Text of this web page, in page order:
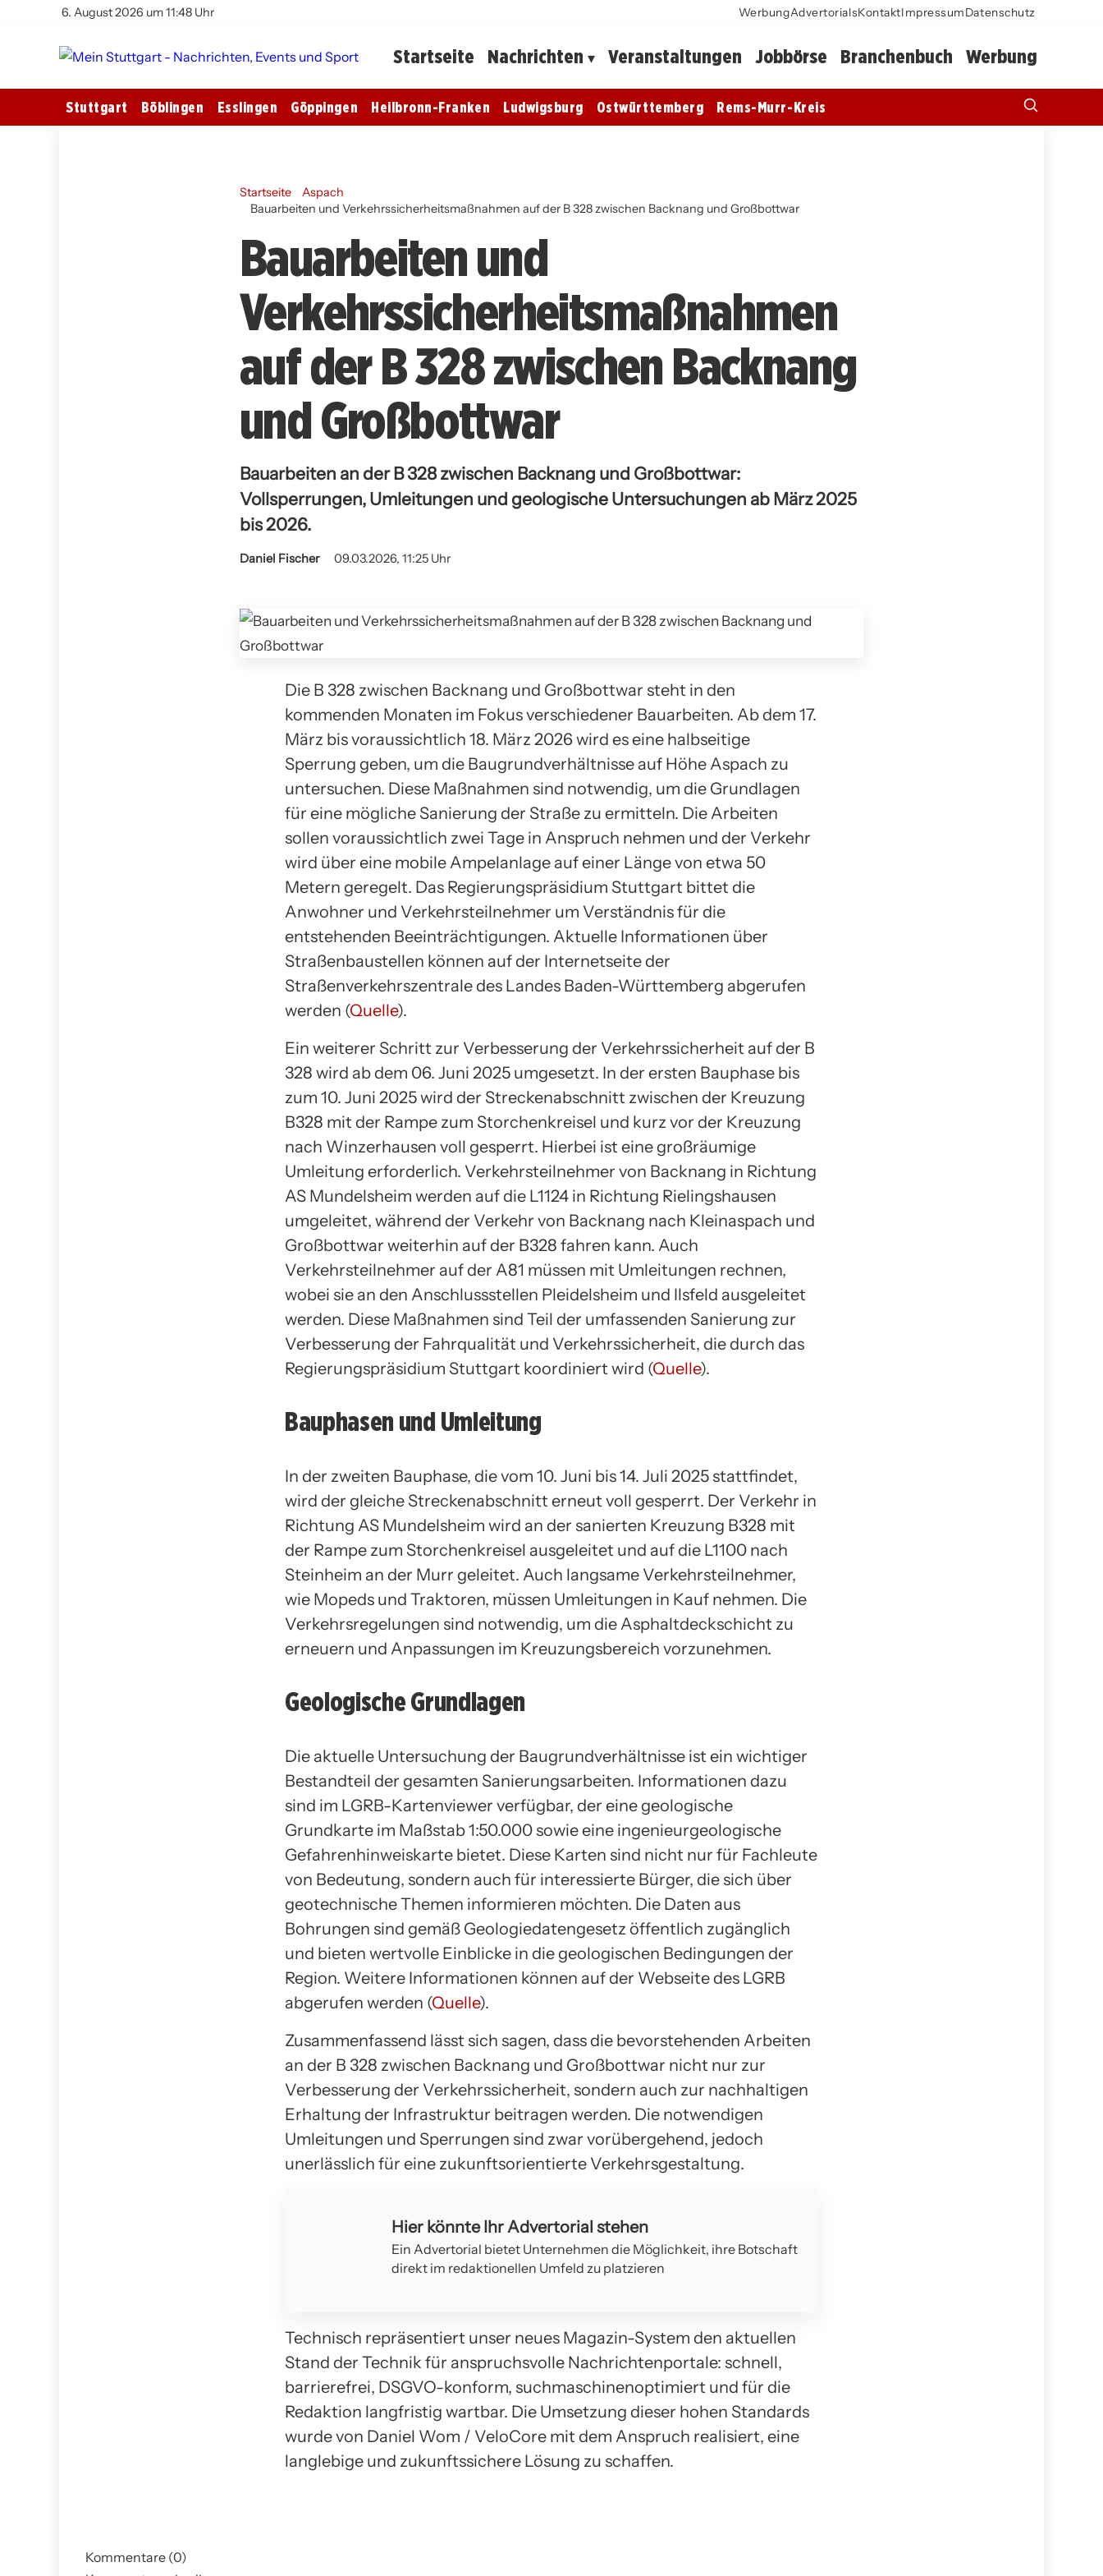
6. August 2026 um 11:48 Uhr WerbungAdvertorialsKontaktImpressumDatenschutz
Startseite Nachrichten Veranstaltungen Jobbörse Branchenbuch Werbung
Stuttgart Böblingen Esslingen Göppingen Heilbronn-Franken Ludwigsburg Ostwürttemberg Rems-Murr-Kreis
Startseite
Aspach
Bauarbeiten und Verkehrssicherheitsmaßnahmen auf der B 328 zwischen Backnang und Großbottwar
Bauarbeiten und
Verkehrssicherheitsmaßnahmen
auf der B 328 zwischen Backnang
und Großbottwar
Bauarbeiten an der B 328 zwischen Backnang und Großbottwar:
Vollsperrungen, Umleitungen und geologische Untersuchungen ab März 2025
bis 2026.
Daniel Fischer 09.03.2026, 11:25 Uhr
Die B 328 zwischen Backnang und Großbottwar steht in den
kommenden Monaten im Fokus verschiedener Bauarbeiten. Ab dem 17.
März bis voraussichtlich 18. März 2026 wird es eine halbseitige
Sperrung geben, um die Baugrundverhältnisse auf Höhe Aspach zu
untersuchen. Diese Maßnahmen sind notwendig, um die Grundlagen
für eine mögliche Sanierung der Straße zu ermitteln. Die Arbeiten
sollen voraussichtlich zwei Tage in Anspruch nehmen und der Verkehr
wird über eine mobile Ampelanlage auf einer Länge von etwa 50
Metern geregelt. Das Regierungspräsidium Stuttgart bittet die
Anwohner und Verkehrsteilnehmer um Verständnis für die
entstehenden Beeinträchtigungen. Aktuelle Informationen über
Straßenbaustellen können auf der Internetseite der
Straßenverkehrszentrale des Landes Baden-Württemberg abgerufen
werden (Quelle).
Ein weiterer Schritt zur Verbesserung der Verkehrssicherheit auf der B
328 wird ab dem 06. Juni 2025 umgesetzt. In der ersten Bauphase bis
zum 10. Juni 2025 wird der Streckenabschnitt zwischen der Kreuzung
B328 mit der Rampe zum Storchenkreisel und kurz vor der Kreuzung
nach Winzerhausen voll gesperrt. Hierbei ist eine großräumige
Umleitung erforderlich. Verkehrsteilnehmer von Backnang in Richtung
AS Mundelsheim werden auf die L1124 in Richtung Rielingshausen
umgeleitet, während der Verkehr von Backnang nach Kleinaspach und
Großbottwar weiterhin auf der B328 fahren kann. Auch
Verkehrsteilnehmer auf der A81 müssen mit Umleitungen rechnen,
wobei sie an den Anschlussstellen Pleidelsheim und Ilsfeld ausgeleitet
werden. Diese Maßnahmen sind Teil der umfassenden Sanierung zur
Verbesserung der Fahrqualität und Verkehrssicherheit, die durch das
Regierungspräsidium Stuttgart koordiniert wird (Quelle).
Bauphasen und Umleitung
In der zweiten Bauphase, die vom 10. Juni bis 14. Juli 2025 stattfindet,
wird der gleiche Streckenabschnitt erneut voll gesperrt. Der Verkehr in
Richtung AS Mundelsheim wird an der sanierten Kreuzung B328 mit
der Rampe zum Storchenkreisel ausgeleitet und auf die L1100 nach
Steinheim an der Murr geleitet. Auch langsame Verkehrsteilnehmer,
wie Mopeds und Traktoren, müssen Umleitungen in Kauf nehmen. Die
Verkehrsregelungen sind notwendig, um die Asphaltdeckschicht zu
erneuern und Anpassungen im Kreuzungsbereich vorzunehmen.
Geologische Grundlagen
Die aktuelle Untersuchung der Baugrundverhältnisse ist ein wichtiger
Bestandteil der gesamten Sanierungsarbeiten. Informationen dazu
sind im LGRB-Kartenviewer verfügbar, der eine geologische
Grundkarte im Maßstab 1:50.000 sowie eine ingenieurgeologische
Gefahrenhinweiskarte bietet. Diese Karten sind nicht nur für Fachleute
von Bedeutung, sondern auch für interessierte Bürger, die sich über
geotechnische Themen informieren möchten. Die Daten aus
Bohrungen sind gemäß Geologiedatengesetz öffentlich zugänglich
und bieten wertvolle Einblicke in die geologischen Bedingungen der
Region. Weitere Informationen können auf der Webseite des LGRB
abgerufen werden (Quelle).
Zusammenfassend lässt sich sagen, dass die bevorstehenden Arbeiten
an der B 328 zwischen Backnang und Großbottwar nicht nur zur
Verbesserung der Verkehrssicherheit, sondern auch zur nachhaltigen
Erhaltung der Infrastruktur beitragen werden. Die notwendigen
Umleitungen und Sperrungen sind zwar vorübergehend, jedoch
unerlässlich für eine zukunftsorientierte Verkehrsgestaltung.
Hier könnte Ihr Advertorial stehen
Ein Advertorial bietet Unternehmen die Möglichkeit, ihre Botschaft
direkt im redaktionellen Umfeld zu platzieren
Technisch repräsentiert unser neues Magazin-System den aktuellen
Stand der Technik für anspruchsvolle Nachrichtenportale: schnell,
barrierefrei, DSGVO-konform, suchmaschinenoptimiert und für die
Redaktion langfristig wartbar. Die Umsetzung dieser hohen Standards
wurde von Daniel Wom / VeloCore mit dem Anspruch realisiert, eine
langlebige und zukunftssichere Lösung zu schaffen.
Kommentare (0)